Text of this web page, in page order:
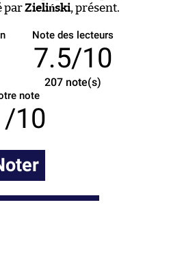
parZieliński, présent.
Note des lecteurs
7.5/10
207note(s)
note
/10